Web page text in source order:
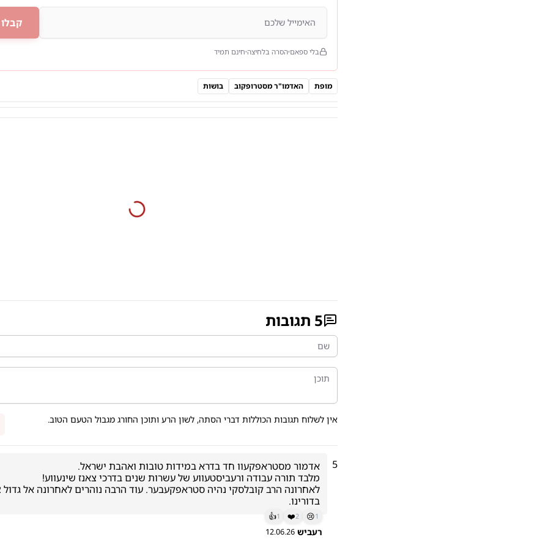
בלי ספאם הסרה בלחיצה חינם תמיד
מופת האדמו"ר מסטרופקוב בושות
5 תגובות
אין לשלוח תגובות הכוללות דברי הסתה, לשון הרע ותוכן החורג מגבול הטעם הטוב.
5
בדורינו.
👍1 ❤️2 😢1
רעביש 12.06.26